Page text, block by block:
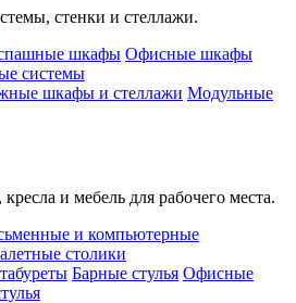
стенки и стеллажи.
шкафы Офисные шкафы
системы
шкафы и стеллажи Модульные
и мебель для рабочего места.
и компьютерные
столики
Барные стулья Офисные